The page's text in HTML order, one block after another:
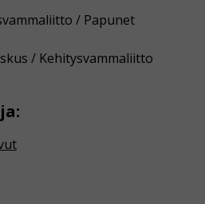
/ Papunet
/ Kehitysvammaliitto